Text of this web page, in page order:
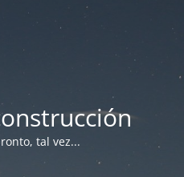
tal vez...